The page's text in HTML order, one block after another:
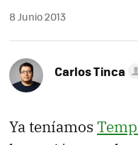
8 Junio 2013
Carlos Tinca
Ya teníamos